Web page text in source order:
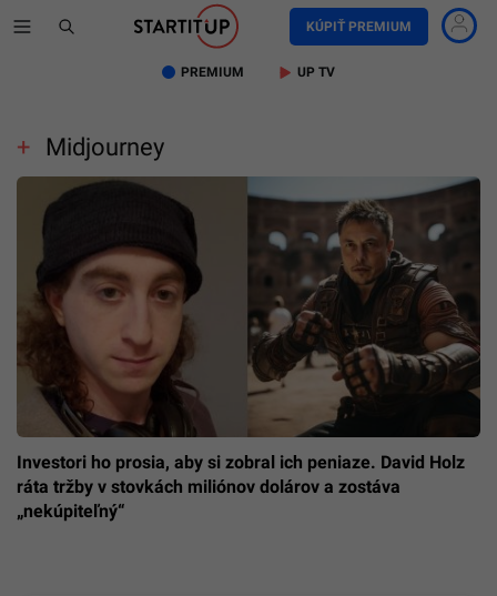
KÚPIŤ PREMIUM
PREMIUM UP TV
Midjourney
Investori ho prosia, aby si zobral ich peniaze. David Holz
ráta tržby v stovkách miliónov dolárov a zostáva
„nekúpiteľný“